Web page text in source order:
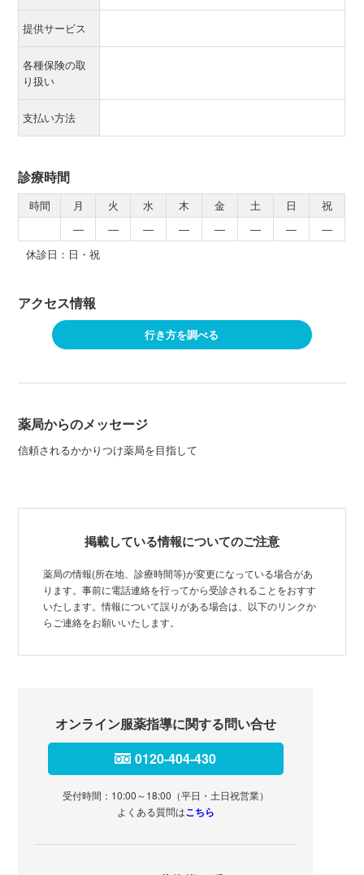
提供サービス
各種保険の取
り扱い
支払い方法
診療時間
時間 月 火 水 木 金 土 日
祝
―
― ― ― ― ― ―
―
休診日：日・祝
アクセス情報
行き方を調べる
薬局からのメッセージ
信頼されるかかりつけ薬局を目指して
掲載している情報についてのご注意
薬局の情報(所在地、診療時間等)が変更になっている場合があ
ります。事前に電話連絡を行ってから受診されることをおすす
いたします。情報について誤りがある場合は、以下のリンクか
らご連絡をお願いいたします。
オンライン服薬指導に関する問い合せ
0120-404-430
受付時間：10:00～18:00（平日・土日祝営業）
よくある質問はこちら